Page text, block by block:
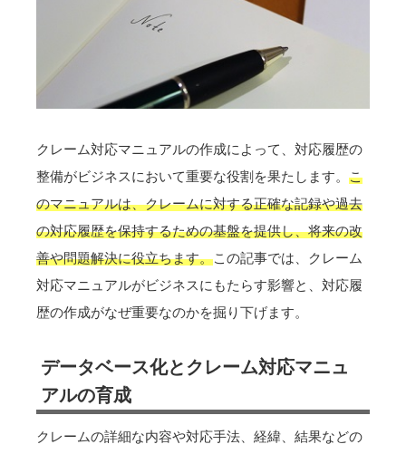
クレーム対応マニュアルの作成によって、対応履歴の
整備がビジネスにおいて重要な役割を果たします。 こ
のマニュアルは、クレームに対する正確な記録や過去
の対応履歴を保持するための基盤を提供し、将来の改
善や問題解決に役立ちます。この記事では、クレーム
対応マニュアルがビジネスにもたらす影響と、対応履
歴の作成がなぜ重要なのかを掘り下げます。
データベース化とクレーム対応マニュ
アルの育成
クレームの詳細な内容や対応手法、経緯、結果などの